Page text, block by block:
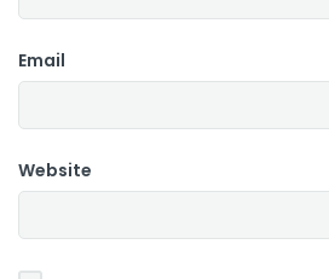
Email
Website